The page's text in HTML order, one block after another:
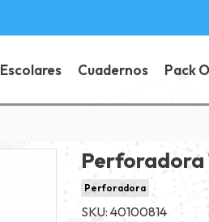
Escolares Cuadernos Pack
Perforadora
Perforadora
SKU: 40100814